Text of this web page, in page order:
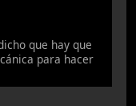
que hay que
para hacer